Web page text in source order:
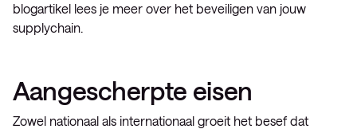
blogartikel lees je meer over het beveiligen van jouw
supplychain.
Aangescherpte eisen
Zowel nationaal als internationaal groeit het besef dat